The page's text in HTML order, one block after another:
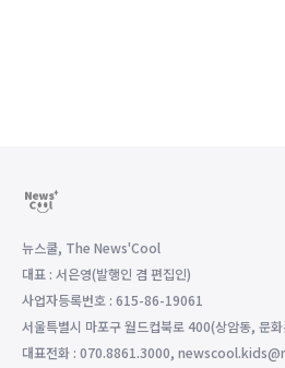
뉴스쿨, The News'Cool
대표 : 서은영(발행인 겸 편집인)
사업자등록번호 : 615-86-19061
서울특별시 마포구 월드컵북로 400(상암동, 문
대표전화 : 070.8861.3000,